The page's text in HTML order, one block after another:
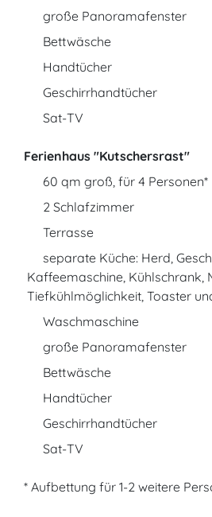
große Panoramafenster
Bettwäsche
Handtücher
Geschirrhandtücher
Sat-TV
Ferienhaus "Kutschersrast"
60 qm groß, für 4 Personen*
2 Schlafzimmer
Terrasse
separate Küche: Herd,
Kaffeemaschine, Kühlschrank,
Tiefkühlmöglichkeit, Toaster
Waschmaschine
große Panoramafenster
Bettwäsche
Handtücher
Geschirrhandtücher
Sat-TV
* Aufbettung für 1-2 weitere